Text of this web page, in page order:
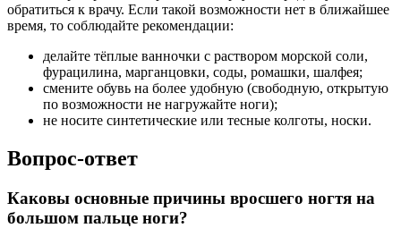
обратиться к врачу. Если такой возможности нет в ближайшее
время, то соблюдайте рекомендации:
делайте тёплые ванночки с раствором морской соли,
фурацилина, марганцовки, соды, ромашки, шалфея;
смените обувь на более удобную (свободную, открытую
по возможности не нагружайте ноги);
не носите синтетические или тесные колготы, носки.
Вопрос-ответ
Каковы основные причины вросшего ногтя на
большом пальце ноги?